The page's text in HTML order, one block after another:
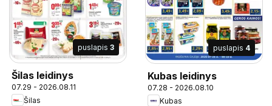
puslapis 3
Šilas leidinys
07.29 - 2026.08.11
Šilas
puslapis 4
Kubas leidinys
07.28 - 2026.08.10
Kubas